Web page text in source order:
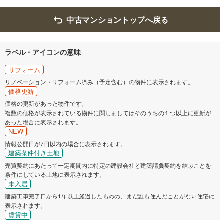
中古マンショントップへ戻る
ラベル・アイコンの意味
リフォーム
リノベーション・リフォーム済み（予定含む）の物件に表示されます。
価格更新
価格の更新があった物件です。
複数の価格が表示されている物件に関しましてはそのうちの１つ以上に更新が
あった場合に表示されます。
NEW
情報公開日が7日以内の場合に表示されます。
建築条件付き土地
売買契約にあたって一定期間内に特定の建設会社と建築請負契約を結ぶことを
条件にしている土地に表示されます。
未入居
建築工事完了日から1年以上経過したものの、まだ誰も住んだことがない住宅に
表示されます。
賃貸中